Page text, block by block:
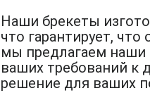
Наши брекеты
что гарантирует,
мы предлагаем наши
ваших требований к
решение для ваших